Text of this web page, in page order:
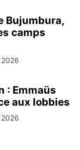
Bujumbura,
camps
2026
: Emmaüs
aux lobbies
2026